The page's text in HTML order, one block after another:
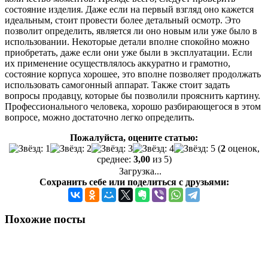
состояние изделия. Даже если на первый взгляд оно кажется
идеальным, стоит провести более детальный осмотр. Это
позволит определить, является ли оно новым или уже было в
использовании. Некоторые детали вполне спокойно можно
приобретать, даже если они уже были в эксплуатации. Если
их применение осуществлялось аккуратно и грамотно,
состояние корпуса хорошее, это вполне позволяет продолжать
использовать самогонный аппарат. Также стоит задать
вопросы продавцу, которые бы позволили прояснить картину.
Профессионального человека, хорошо разбирающегося в этом
вопросе, можно достаточно легко определить.
Пожалуйста, оцените статью:
(2оценок,
среднее: 3,00из 5)
Загрузка...
Сохранить себе или поделиться с друзьями:
Похожие посты